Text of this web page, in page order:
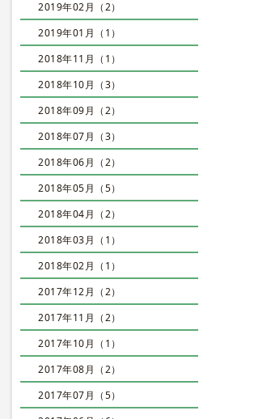
2019年02月（2）
2019年01月（1）
2018年11月（1）
2018年10月（3）
2018年09月（2）
2018年07月（3）
2018年06月（2）
2018年05月（5）
2018年04月（2）
2018年03月（1）
2018年02月（1）
2017年12月（2）
2017年11月（2）
2017年10月（1）
2017年08月（2）
2017年07月（5）